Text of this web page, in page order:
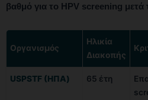
βαθμό για το HPV screening μετά
Οργανισμός
Ηλικία
Διακοπής
USPSTF (ΗΠΑ) 65 έτη